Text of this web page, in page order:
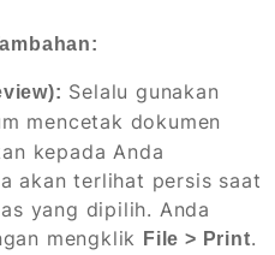
Selalu gunakan
mencetak dokumen
kepada Anda
akan terlihat persis saat
yang dipilih. Anda
mengklik
File > Print.